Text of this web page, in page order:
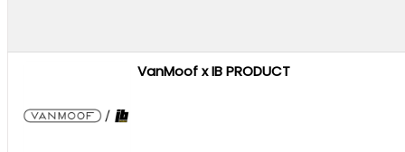
VanMoof x IB PRODUCT